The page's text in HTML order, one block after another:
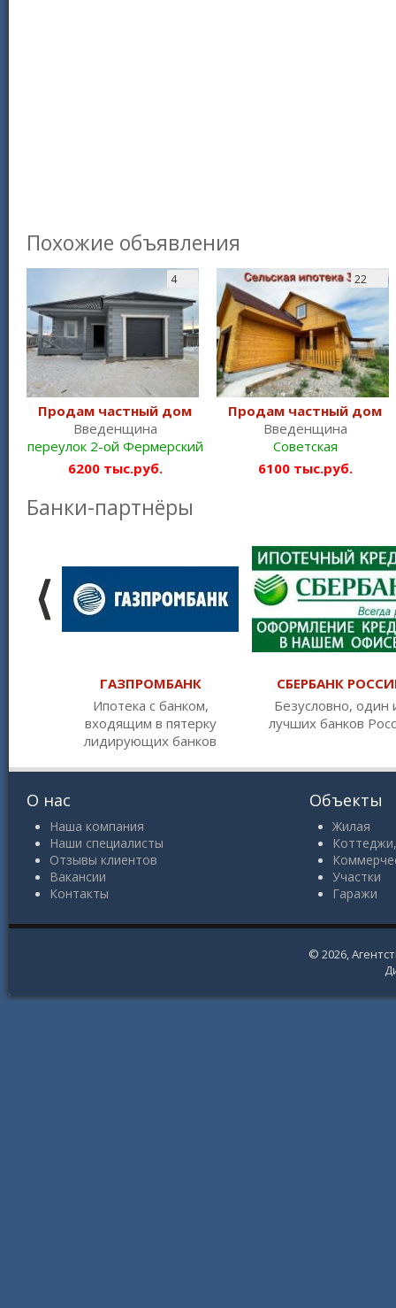
Похожие объявления
4
Продам частный дом
Введенщина
переулок 2-ой Фермерский
6200 тыс.руб.
22
Продам частный дом
Введенщина
Советская
6100 тыс.руб.
Банки-партнёры
ГАЗПРОМБАНК
Ипотека с банком,
входящим в пятерку
лидирующих банков
СБЕРБАНК
Безусловно, один
лучших банков
О нас
Наша компания
Наши специалисты
Отзывы клиентов
Вакансии
Контакты
Объекты
Жилая
Участки
Гаражи
© 2026,